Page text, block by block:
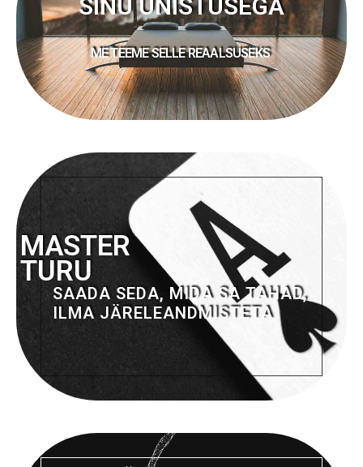
SINU UNISTUSEGA
ME TEEME SELLE REAALSUSEKS
MASTER
TURU
SAADA SEDA, MIDA SA TAHAD,
ILMA JÄRELEANDMISTETA